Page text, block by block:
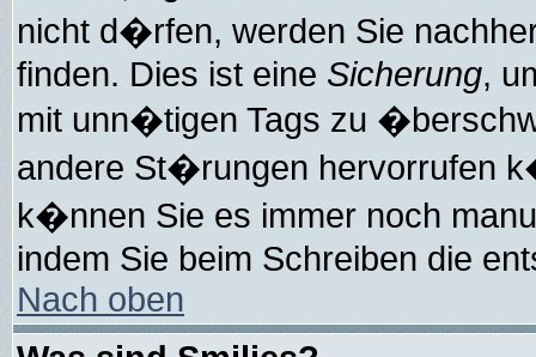
nicht d�rfen, werden Sie
finden. Dies ist eine Sicherung,
mit unn�tigen Tags zu
andere St�rungen hervorrufen
k�nnen Sie es immer noch
indem Sie beim Schreiben die
Nach oben